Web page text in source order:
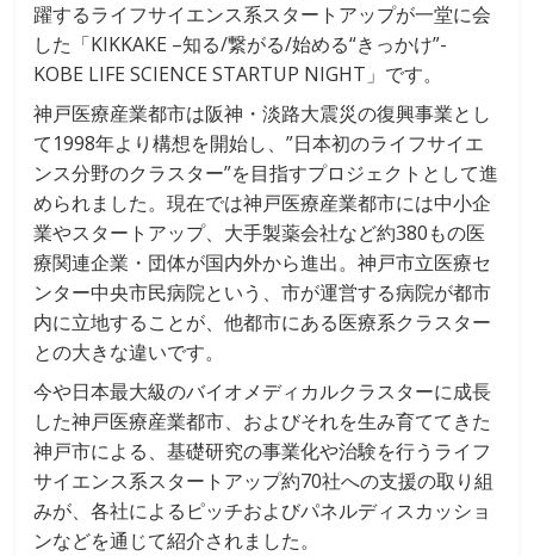
躍するライフサイエンス系スタートアップが一堂に会
した「KIKKAKE –知る/繋がる/始める“きっかけ”-
KOBE LIFE SCIENCE STARTUP NIGHT」です。
神戸医療産業都市は阪神・淡路大震災の復興事業とし
て1998年より構想を開始し、”日本初のライフサイエ
ンス分野のクラスター”を目指すプロジェクトとして進
められました。現在では神戸医療産業都市には中小企
業やスタートアップ、大手製薬会社など約380もの医
療関連企業・団体が国内外から進出。神戸市立医療セ
ンター中央市民病院という、市が運営する病院が都市
内に立地することが、他都市にある医療系クラスター
との大きな違いです。
今や日本最大級のバイオメディカルクラスターに成長
した神戸医療産業都市、およびそれを生み育ててきた
神戸市による、基礎研究の事業化や治験を行うライフ
サイエンス系スタートアップ約70社への支援の取り組
みが、各社によるピッチおよびパネルディスカッショ
ンなどを通じて紹介されました。